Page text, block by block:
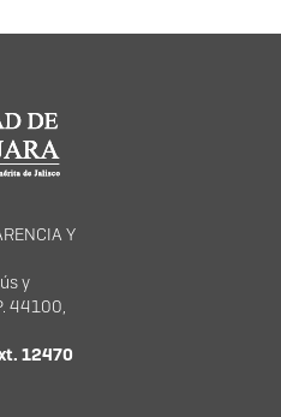
Y
y
44100,
12470